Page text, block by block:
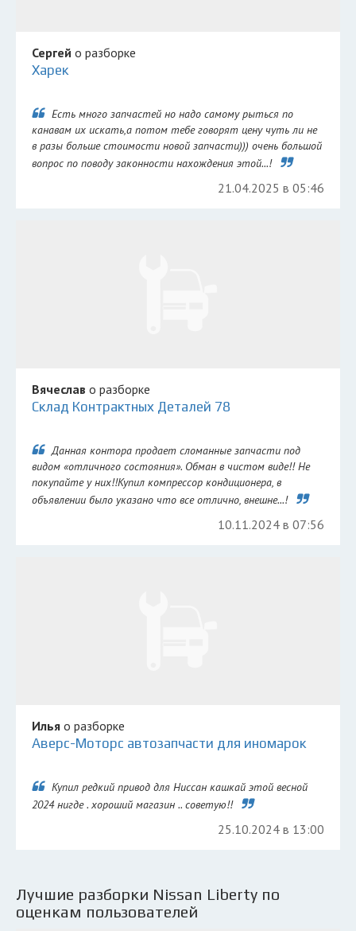
Сергей о разборке
Харек
Есть много запчастей но надо самому рыться по
канавам их искать,а потом тебе говорят цену чуть ли не
в разы больше стоимости новой запчасти))) очень большой
вопрос по поводу законности нахождения этой...!
21.04.2025 в 05:46
Вячеслав о разборке
Склад Контрактных Деталей 78
Данная контора продает сломанные запчасти под
видом «отличного состояния». Обман в чистом виде!! Не
покупайте у них!!Купил компрессор кондиционера, в
объявлении было указано что все отлично, внешне...!
10.11.2024 в 07:56
Илья о разборке
Аверс-Моторс автозапчасти для иномарок
Купил редкий привод для Ниссан кашкай этой весной
2024 нигде . хороший магазин .. советую!!
25.10.2024 в 13:00
Лучшие разборки Nissan Liberty по
оценкам пользователей